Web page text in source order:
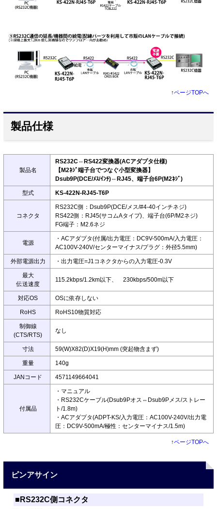
↑ページTOPへ
製品仕様
製品名
RS232C⇔RS422変換器(ACアダプタ仕様)
【M2ﾈｼﾞ端子台でつなぐ小型変換器】
Dsub9P(DCE/ﾒｽ/ｲﾝﾁ)⇔RJ45、端子台6P(M2ﾈｼﾞ)
型式 KS-422N-RJ45-T6P
コネクタ
RS232C側：Dsub9P(DCE/メス/#4-40インチネジ)
RS422側：RJ45(サコムAタイプ)、端子台(6P/M2ネジ)
FG端子：M2.6ネジ
電源
・ACアダプタ(付属/出力電圧：DC9V-500mA/入力電圧：
AC100V-240V/センターマイナス/プラグ：外径5.5mm)
外部電源出力 ・出力電圧=J1コネクタからの入力電圧-0.3V
最大
伝送速度
115.2kbps/1.2km以下、 230kbps/500m以下
対応OS OSに依存しない
RoHS RoHS10物質対応
制御線
(CTS/RTS)
なし
寸法 59(W)X82(D)X19(H)mm (突起物含まず)
重量 140g
JANコード 4571149664041
付属品
・マニュアル
・RS232Cケーブル(Dsub9Pオス⇔Dsub9Pメス/ストレー
ト/1.8m)
・ACアダプタ(ADPT-KS/入力電圧：AC100V-240V/出力電
圧：DC9V-500mA/極性：センターマイナス/1.5m)
↑ページTOPへ
ピンアサイン
■RS232C側コネクタ